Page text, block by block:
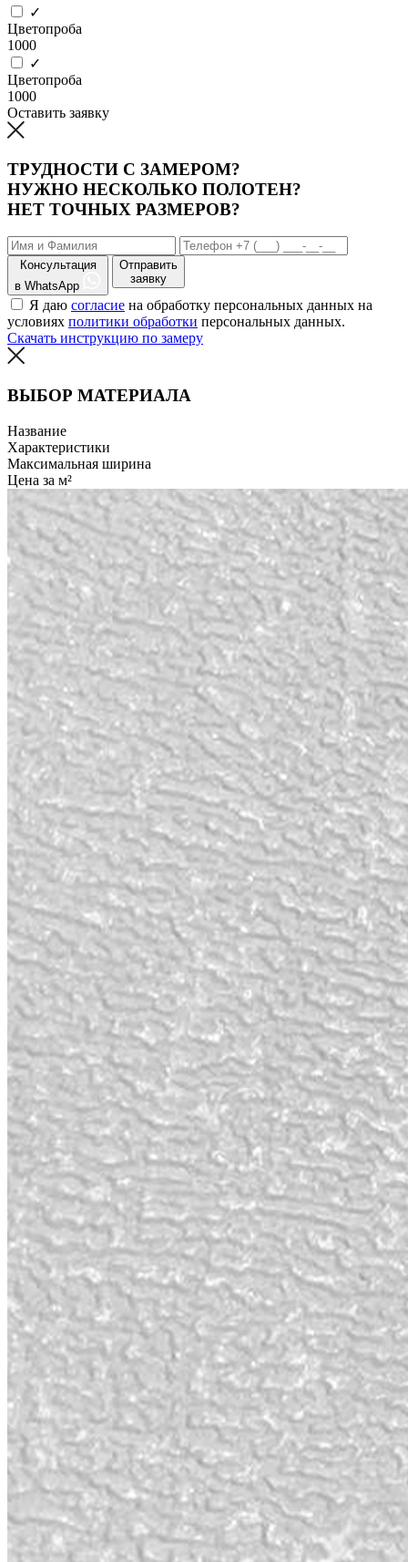
✓
Цветопроба
1000
✓
Цветопроба
1000
Оставить заявку
ТРУДНОСТИ С ЗАМЕРОМ?
НУЖНО НЕСКОЛЬКО ПОЛОТЕН?
НЕТ ТОЧНЫХ РАЗМЕРОВ?
Консультация
в WhatsApp
Отправить
заявку
Я даю согласие на обработку персональных данных на
условиях политики обработки персональных данных.
Скачать инструкцию по замеру
ВЫБОР МАТЕРИАЛА
Название
Характеристики
Максимальная ширина
Цена за м²